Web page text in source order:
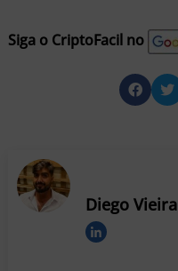
Siga o CriptoFacil no
Diego Vieira